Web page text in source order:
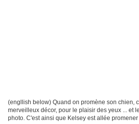
(engllish below) Quand on promène son chien,
merveilleux décor, pour le plaisir des yeux ... et
photo. C'est ainsi que Kelsey est allée